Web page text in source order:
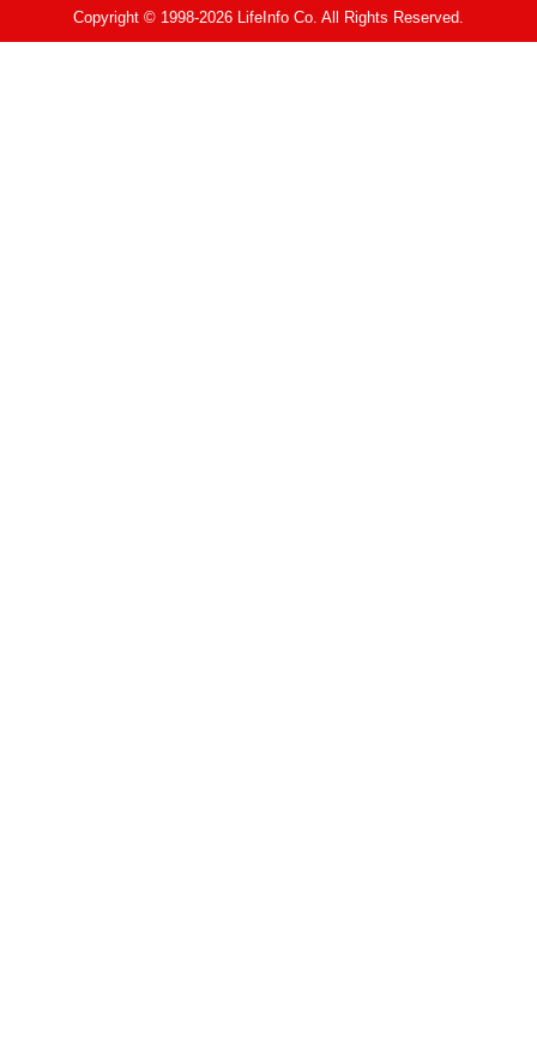
Copyright © 1998-2026 LifeInfo Co. All Rights Reserved.